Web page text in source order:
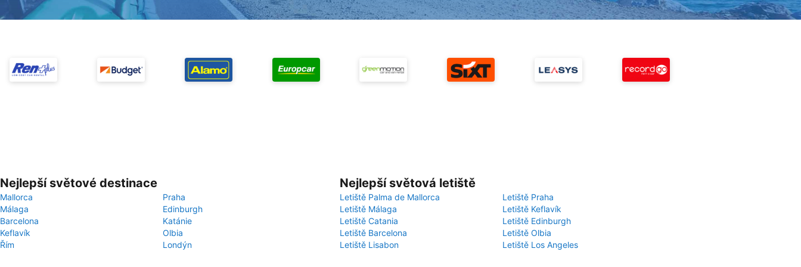
Nejlepší světové destinace
Mallorca
Praha
Málaga
Edinburgh
Barcelona
Katánie
Keflavík
Olbia
Řím
Londýn
Nejlepší světová letiště
Letiště Palma de Mallorca
Letiště Praha
Letiště Málaga
Letiště Keflavík
Letiště Catania
Letiště Edinburgh
Letiště Barcelona
Letiště Olbia
Letiště Lisabon
Letiště Los Angeles